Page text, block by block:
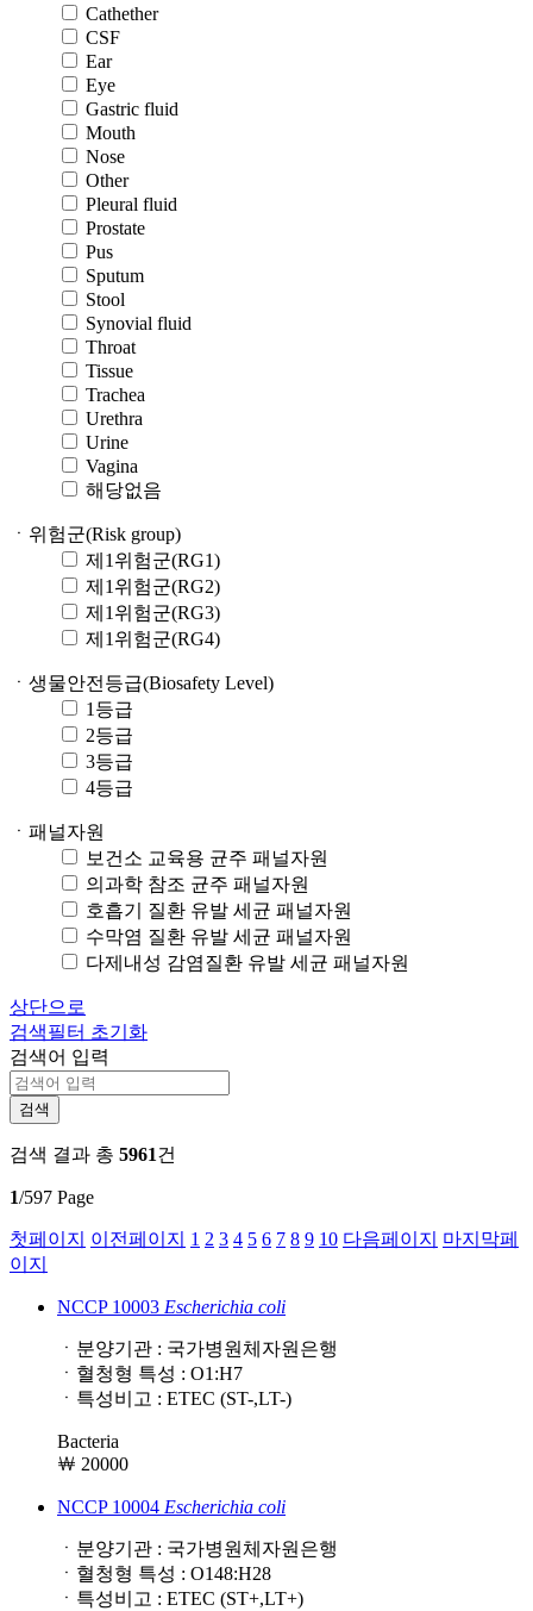
Cathether
CSF
Ear
Eye
Gastric fluid
Mouth
Nose
Other
Pleural fluid
Prostate
Pus
Sputum
Stool
Synovial fluid
Throat
Tissue
Trachea
Urethra
Urine
Vagina
해당없음
ㆍ위험군(Risk group)
제1위험군(RG1)
제1위험군(RG2)
제1위험군(RG3)
제1위험군(RG4)
ㆍ생물안전등급(Biosafety Level)
1등급
2등급
3등급
4등급
ㆍ패널자원
보건소 교육용 균주 패널자원
의과학 참조 균주 패널자원
호흡기 질환 유발 세균 패널자원
수막염 질환 유발 세균 패널자원
다제내성 감염질환 유발 세균 패널자원
상단으로
검색필터 초기화
검색어 입력
검색 결과 총 5961건
1/597 Page
첫페이지 이전페이지 1 2 3 4 5 6 7 8 9 10 다음페이지
마지막페
이지
NCCP 10003 Escherichia coli
ㆍ분양기관 : 국가병원체자원은행
ㆍ혈청형 특성 : O1:H7
ㆍ특성비고 : ETEC (ST-,LT-)
Bacteria
￦ 20000
NCCP 10004 Escherichia coli
ㆍ분양기관 : 국가병원체자원은행
ㆍ혈청형 특성 : O148:H28
ㆍ특성비고 : ETEC (ST+,LT+)